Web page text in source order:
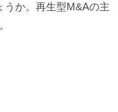
うか。再生型M&Aの主